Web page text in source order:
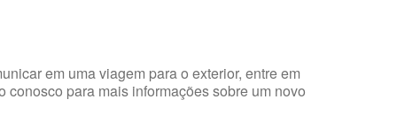
em uma viagem para o exterior, entre em
para mais informações sobre um novo